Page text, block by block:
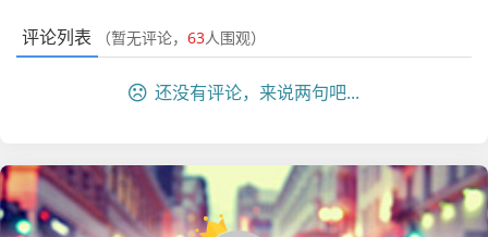
查完之后,我直接让小雅拉黑对方。
实缴资本：注册资本1个亿，实缴资本是0元，这就是个
连一个交社保的员工都没有，这显然是个空壳。
诉讼风险：公司有两条劳动仲裁的开庭通知，案由都是
“追索劳动报酬”。
评论列表 （暂无评论， 63人围观）
还没有评论，来说两句吧...